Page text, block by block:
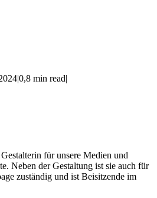
|0,8 min read|
für unsere Medien und
Neben der Gestaltung ist sie auch für
zuständig und ist Beisitzende im